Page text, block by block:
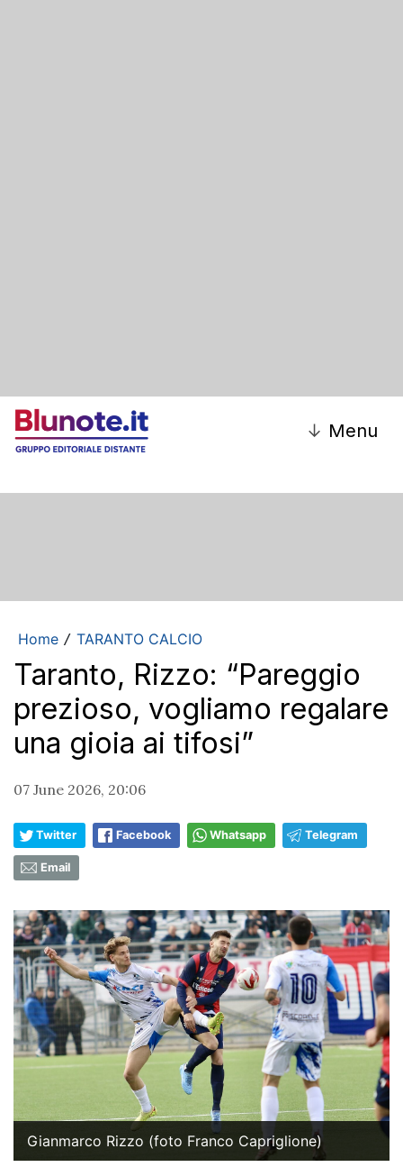
↓ Menu
Home / TARANTO CALCIO
Taranto, Rizzo: “Pareggio
prezioso, vogliamo regalare
una gioia ai tifosi”
07 June 2026, 20:06
Twitter Facebook Whatsapp Telegram
Email
Gianmarco Rizzo (foto Franco Capriglione)